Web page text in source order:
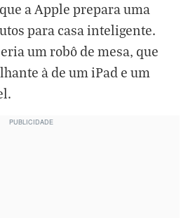
a Apple prepara uma
para casa inteligente.
um robô de mesa, que
à de um iPad e um